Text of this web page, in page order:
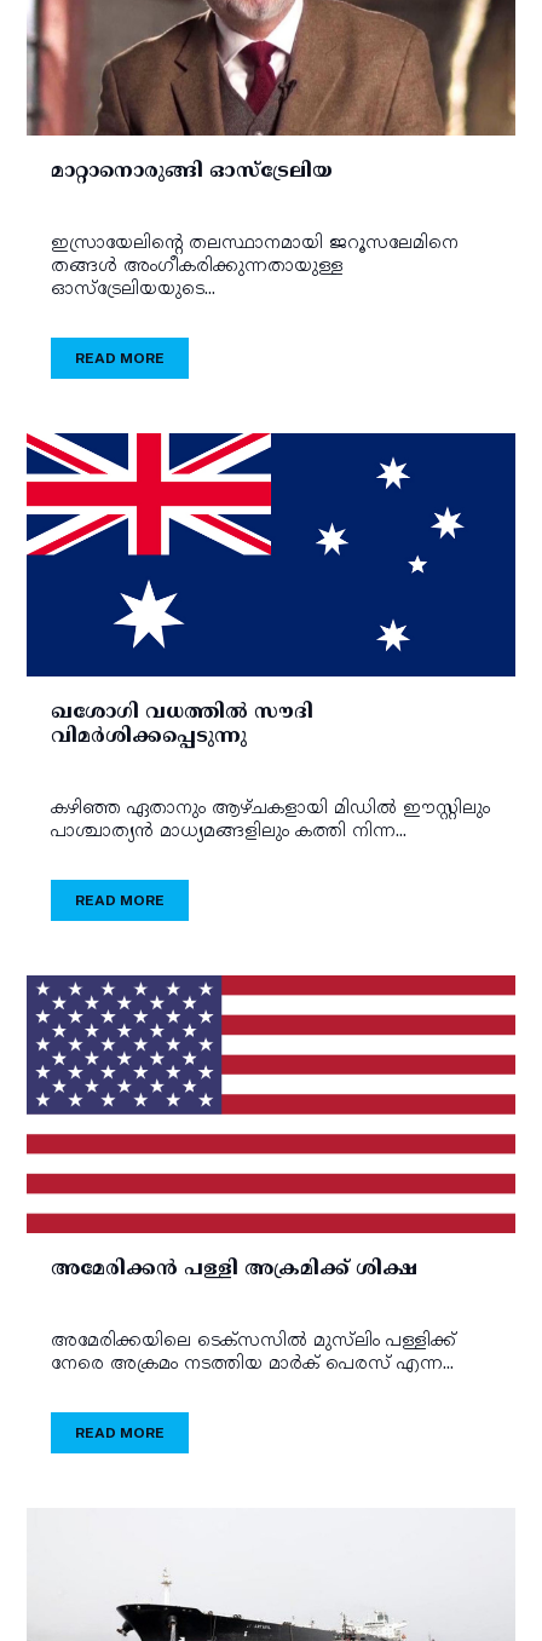
മാറ്റാനൊരുങ്ങി ഓസ്‌ട്രേലിയ
ഇസ്രായേലിന്റെ തലസ്ഥാനമായി ജറൂസലേമിനെ
തങ്ങള്‍ അംഗീകരിക്കുന്നതായുള്ള
ഓസ്‌ട്രേലിയയുടെ...
READ MORE
ഖശോഗി വധത്തില്‍ സൗദി
വിമര്‍ശിക്കപ്പെടുന്നു
കഴിഞ്ഞ ഏതാനും ആഴ്ചകളായി മിഡില്‍ ഈസ്റ്റിലും
പാശ്ചാത്യന്‍ മാധ്യമങ്ങളിലും കത്തി നിന്ന...
READ MORE
അമേരിക്കന്‍ പള്ളി അക്രമിക്ക് ശിക്ഷ
അമേരിക്കയിലെ ടെക്‌സസില്‍ മുസ്‌ലിം പള്ളിക്ക്
നേരെ അക്രമം നടത്തിയ മാര്‍ക് പെരസ് എന്ന...
READ MORE